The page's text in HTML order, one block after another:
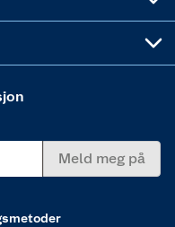
Meld meg på